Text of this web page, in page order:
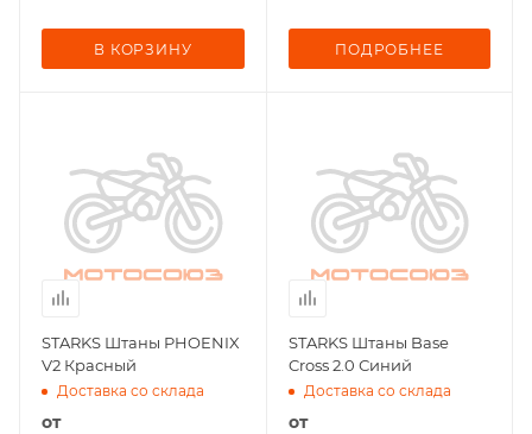
В КОРЗИНУ ПОДРОБНЕЕ
STARKS Штаны PHOENIX
V2 Красный
Доставка со склада
от
STARKS Штаны Base
Cross 2.0 Синий
Доставка со склада
от